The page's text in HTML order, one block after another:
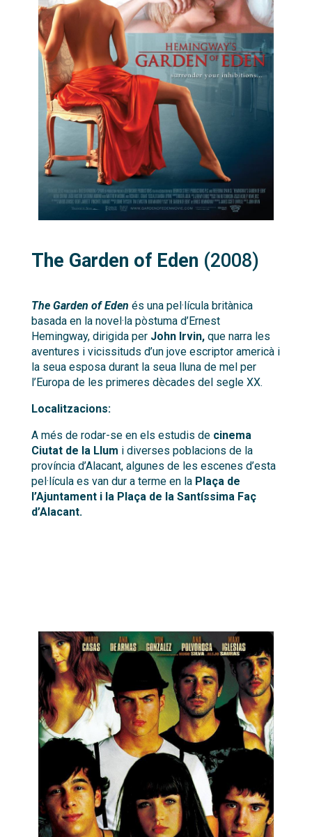
The Garden of Eden (2008)
The Garden of Eden és una pel·lícula britànica
basada en la novel·la pòstuma d’Ernest
Hemingway, dirigida perJohn Irvin,que narra les
aventures i vicissituds d’un jove escriptor americà i
la seua esposa durant la seua lluna de mel per
l’Europa de les primeres dècades del segle XX.
Localitzacions:
A més de rodar-se en els estudis decinema
Ciutat de la Llum i diverses poblacions de la
província d’Alacant, algunes de les escenes d’esta
pel·lícula es van dur a terme en laPlaça de
l’Ajuntament i la Plaça de la Santíssima Faç
d’Alacant.